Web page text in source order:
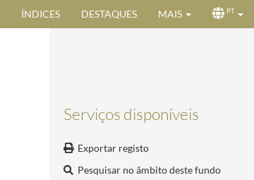
ÍNDICES DESTAQUES MAIS PT
Serviços disponíveis
Exportar registo
Pesquisar no âmbito deste fundo